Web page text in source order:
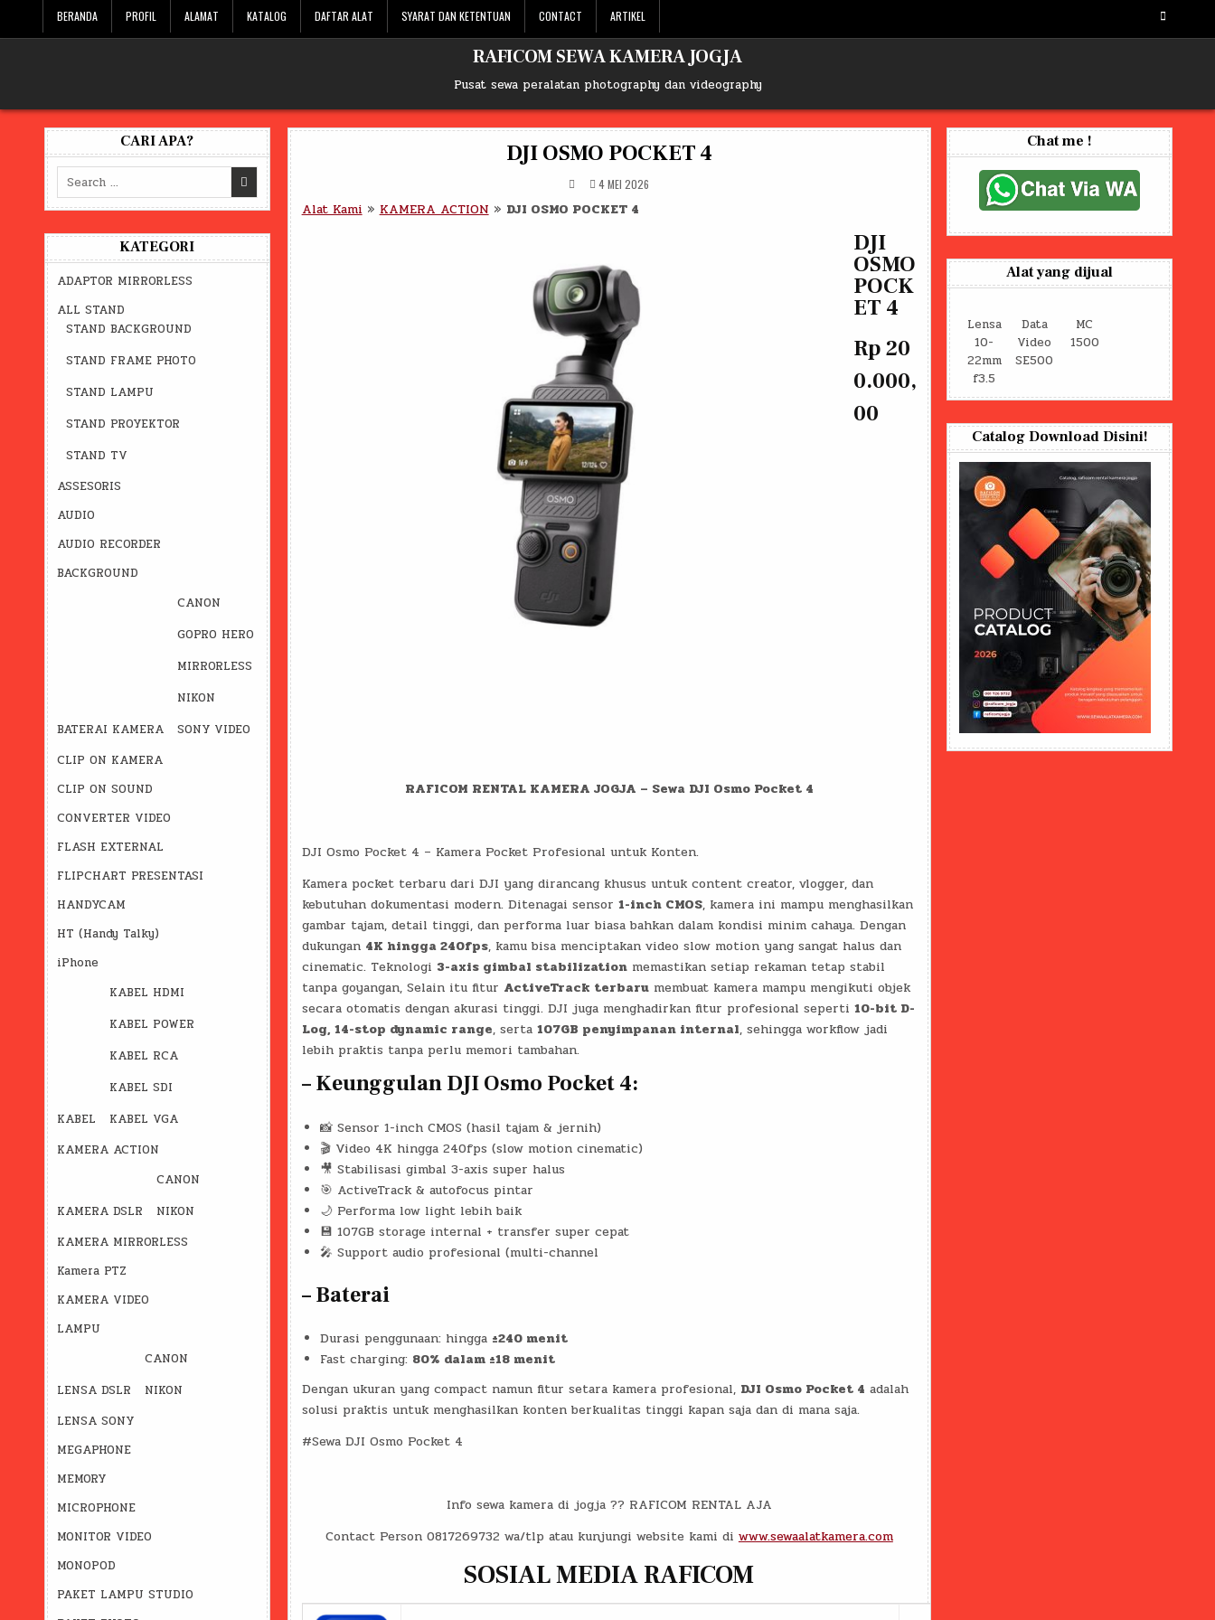
content
BERANDA PROFIL ALAMAT KATALOG DAFTAR ALAT SYARAT DAN KETENTUAN CONTACT ARTIKEL
RAFICOM SEWA KAMERA JOGJA
Pusat sewa peralatan photography dan videography
DJI OSMO POCKET 4
4 MEI 2026
Alat Kami » KAMERA ACTION » DJI OSMO POCKET 4
DJI
OSMO
POCK
ET 4
Rp 20
0.000,
00
RAFICOM RENTAL KAMERA JOGJA – Sewa DJI Osmo Pocket 4
DJI Osmo Pocket 4 – Kamera Pocket Profesional untuk Konten.
Kamera pocket terbaru dari DJI yang dirancang khusus untuk content creator, vlogger, dan
kebutuhan dokumentasi modern. Ditenagai sensor 1-inch CMOS, kamera ini mampu menghasilkan
gambar tajam, detail tinggi, dan performa luar biasa bahkan dalam kondisi minim cahaya. Dengan
dukungan 4K hingga 240fps, kamu bisa menciptakan video slow motion yang sangat halus dan
cinematic. Teknologi 3-axis gimbal stabilizationmemastikan setiap rekaman tetap stabil
tanpa goyangan, Selain itu fitur ActiveTrack terbarumembuat kamera mampu mengikuti objek
secara otomatis dengan akurasi tinggi. DJI juga menghadirkan fitur profesional seperti 10-bit D-
Log, 14-stop dynamic range, serta 107GB penyimpanan internal, sehingga workflow jadi
lebih praktis tanpa perlu memori tambahan.
– Keunggulan DJI Osmo Pocket 4:
📸 Sensor 1-inch CMOS (hasil tajam & jernih)
🎬 Video 4K hingga 240fps (slow motion cinematic)
🎥 Stabilisasi gimbal 3-axis super halus
🎯 ActiveTrack & autofocus pintar
🌙 Performa low light lebih baik
💾 107GB storage internal + transfer super cepat
🎤 Support audio profesional (multi-channel
– Baterai
Durasi penggunaan: hingga ±240 menit
Fast charging: 80% dalam ±18 menit
Dengan ukuran yang compact namun fitur setara kamera profesional, DJI Osmo Pocket 4 adalah
solusi praktis untuk menghasilkan konten berkualitas tinggi kapan saja dan di mana saja.
#Sewa DJI Osmo Pocket 4
Info sewa kamera di jogja ?? RAFICOM RENTAL AJA
Contact Person 0817269732 wa/tlp atau kunjungi website kami diwww.sewaalatkamera.com
SOSIAL MEDIA RAFICOM
CARI APA?
Search
for:
KATEGORI
ADAPTOR MIRRORLESS
ALL STAND
STAND BACKGROUND
STAND FRAME PHOTO
STAND LAMPU
STAND PROYEKTOR
STAND TV
ASSESORIS
AUDIO
AUDIO RECORDER
BACKGROUND
BATERAI KAMERA
CANON
GOPRO HERO
MIRRORLESS
NIKON
SONY VIDEO
CLIP ON KAMERA
CLIP ON SOUND
CONVERTER VIDEO
FLASH EXTERNAL
FLIPCHART PRESENTASI
HANDYCAM
HT (Handy Talky)
iPhone
KABEL
KABEL HDMI
KABEL POWER
KABEL RCA
KABEL SDI
KABEL VGA
KAMERA ACTION
KAMERA DSLR
CANON
NIKON
KAMERA MIRRORLESS
Kamera PTZ
KAMERA VIDEO
LAMPU
LENSA DSLR
CANON
NIKON
LENSA SONY
MEGAPHONE
MEMORY
MICROPHONE
MONITOR VIDEO
MONOPOD
PAKET LAMPU STUDIO
Chat me !
Alat yang dijual
Lensa
10-
22mm
f3.5
Data
Video
SE500
MC
1500
Catalog Download Disini!